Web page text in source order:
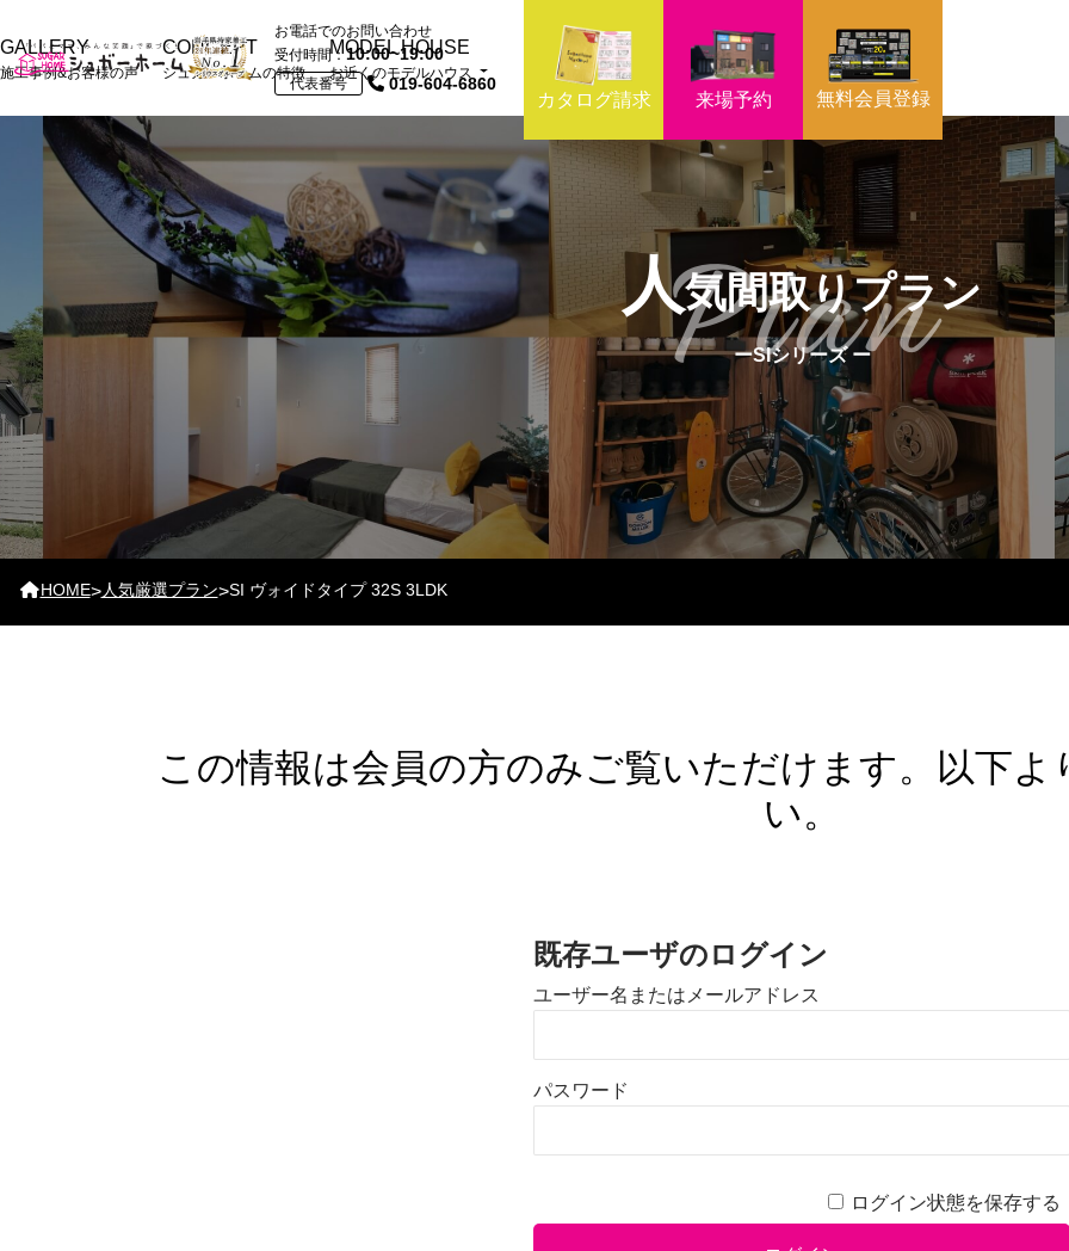
お電話でのお問い合わせ
受付時間：10:00~19:00
代表番号 019-604-6860
GALLERY
施工事例&お客様の声
CONCEPT
シュガーホームの特徴
MODEL HOUSE
お近くのモデルハウス
ハウスTOP
おうちづくり情報館
モデルハウス
カタログ請求 来場予約 無料会員登録
人気間取りプラン
Plan
ーSIシリーズー
HOME>人気厳選プラン>SI ヴォイドタイプ 32S 3LDK
この情報は会員の方のみご覧いただけます。以下
い。
既存ユーザのログイン
ユーザー名またはメールアドレス
パスワード
ログイン状態を保存する